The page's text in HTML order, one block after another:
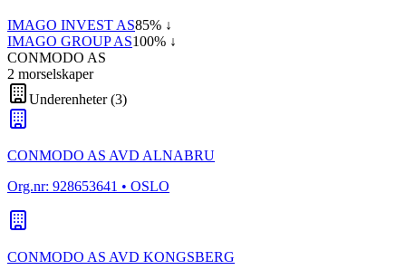
IMAGO INVEST AS85% ↓
IMAGO GROUP AS100% ↓
CONMODO AS
2 morselskaper
Underenheter(3)
CONMODO AS AVD ALNABRU
Org.nr: 928653641 • OSLO
CONMODO AS AVD KONGSBERG